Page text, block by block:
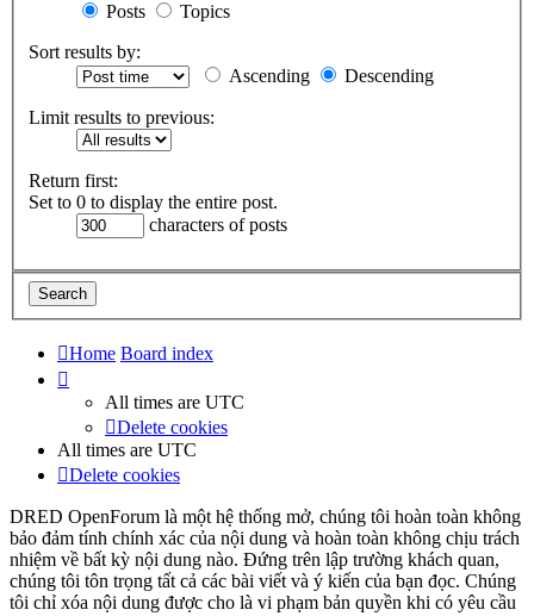
Posts
Topics
Sort results by:
Ascending
Descending
Limit results to previous:
Return first:
Set to 0 to display the entire post.
characters of posts
Home Board index
All times are UTC
Delete cookies
All times are UTC
Delete cookies
DRED OpenForum là một hệ thống mở, chúng tôi hoàn toàn không
bảo đảm tính chính xác của nội dung và hoàn toàn không chịu trách
nhiệm về bất kỳ nội dung nào. Đứng trên lập trường khách quan,
chúng tôi tôn trọng tất cả các bài viết và ý kiến của bạn đọc. Chúng
tôi chỉ xóa nội dung được cho là vi phạm bản quyền khi có yêu cầu